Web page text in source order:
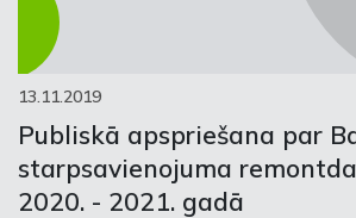
13.11.2019
Publiskā apspriešana par
starpsavienojuma
2020. - 2021. gadā